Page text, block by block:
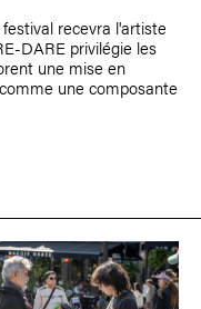
recevra l'artiste
DARE privilégie les
une mise en
une composante